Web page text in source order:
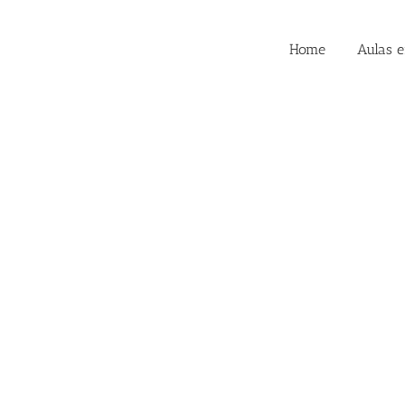
Home Aulas